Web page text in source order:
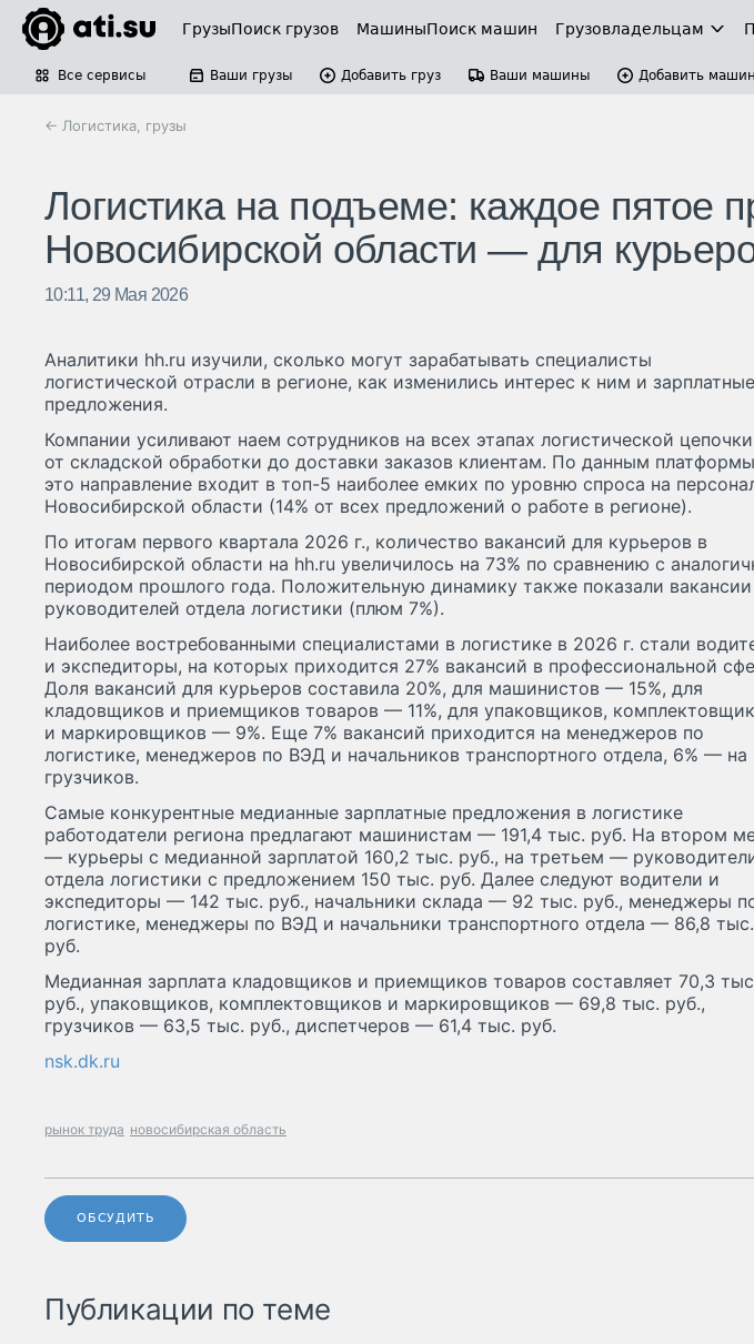
ГрузыПоиск грузов МашиныПоиск машин Грузовладельцам
Все сервисы Ваши грузы Добавить груз Ваши машины Добавить
← Логистика, грузы
Логистика на подъеме: каждое пятое
Новосибирской области — для
10:11, 29 Мая 2026
Аналитики hh.ru изучили, сколько могут зарабатывать специалисты
логистической отрасли в регионе, как изменились интерес к ним и зарплатные
предложения.
Компании усиливают наем сотрудников на всех этапах логистической
от складской обработки до доставки заказов клиентам. По данным
это направление входит в топ-5 наиболее емких по уровню спроса на
Новосибирской области (14% от всех предложений о работе в регионе).
По итогам первого квартала 2026 г., количество вакансий для курьеров в
Новосибирской области на hh.ru увеличилось на 73% по сравнению с
периодом прошлого года. Положительную динамику также показали
руководителей отдела логистики (плюм 7%).
Наиболее востребованными специалистами в логистике в 2026 г. стали
и экспедиторы, на которых приходится 27% вакансий в профессиональной
Доля вакансий для курьеров составила 20%, для машинистов — 15%, для
кладовщиков и приемщиков товаров — 11%, для упаковщиков,
и маркировщиков — 9%. Еще 7% вакансий приходится на менеджеров по
логистике, менеджеров по ВЭД и начальников транспортного отдела, 6% — на
грузчиков.
Самые конкурентные медианные зарплатные предложения в логистике
работодатели региона предлагают машинистам — 191,4 тыс. руб. На втором
— курьеры с медианной зарплатой 160,2 тыс. руб., на третьем —
отдела логистики с предложением 150 тыс. руб. Далее следуют водители и
экспедиторы — 142 тыс. руб., начальники склада — 92 тыс. руб., менеджеры
логистике, менеджеры по ВЭД и начальники транспортного отдела — 86,8 тыс.
руб.
Медианная зарплата кладовщиков и приемщиков товаров составляет 70,3
руб., упаковщиков, комплектовщиков и маркировщиков — 69,8 тыс. руб.,
грузчиков — 63,5 тыс. руб., диспетчеров — 61,4 тыс. руб.
nsk.dk.ru
рынок труда новосибирская область
ОБСУДИТЬ
Публикации по теме